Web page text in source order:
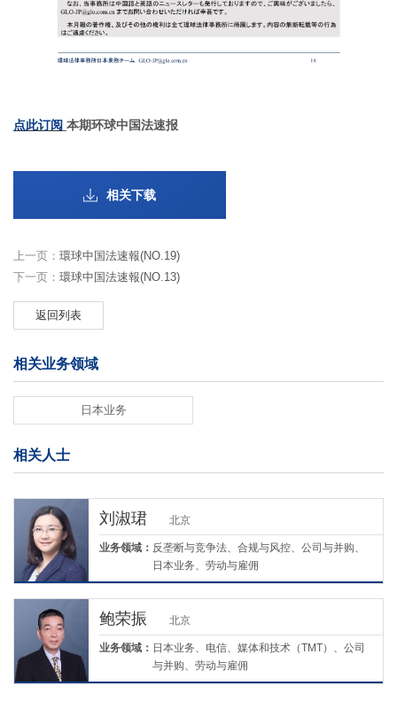
点此订阅 本期环球中国法速报
相关下载
上一页： 環球中国法速報(NO.19)
下一页： 環球中国法速報(NO.13)
返回列表
相关业务领域
日本业务
相关人士
刘淑珺 北京
业务领域： 反垄断与竞争法、合规与风控、公司与并购、
日本业务、劳动与雇佣
鲍荣振 北京
业务领域： 日本业务、电信、媒体和技术（TMT）、公司
与并购、劳动与雇佣